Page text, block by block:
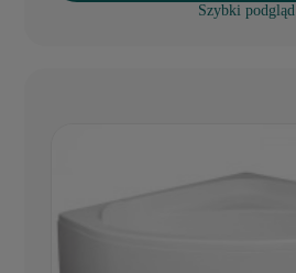
Szybki podgląd